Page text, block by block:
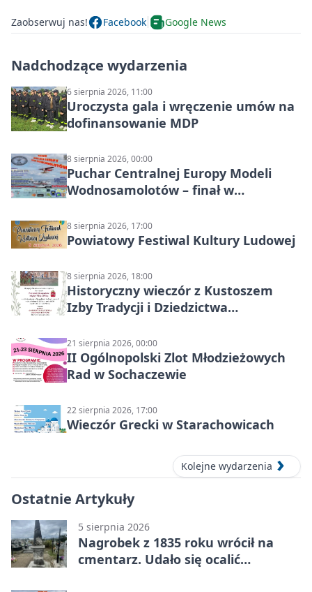
Zaobserwuj nas! Facebook Google News
Nadchodzące wydarzenia
6 sierpnia 2026, 11:00
Uroczysta gala i wręczenie umów na
dofinansowanie MDP
8 sierpnia 2026, 00:00
Puchar Centralnej Europy Modeli
Wodnosamolotów – finał w
8 sierpnia 2026, 17:00
Powiatowy Festiwal Kultury Ludowej
8 sierpnia 2026, 18:00
Historyczny wieczór z Kustoszem
Izby Tradycji i Dziedzictwa
Gęburą
21 sierpnia 2026, 00:00
II Ogólnopolski Zlot Młodzieżowych
Rad w Sochaczewie
22 sierpnia 2026, 17:00
Wieczór Grecki w Starachowicach
Kolejne wydarzenia
Ostatnie Artykuły
5 sierpnia 2026
Nagrobek z 1835 roku wrócił na
cmentarz. Udało się ocalić